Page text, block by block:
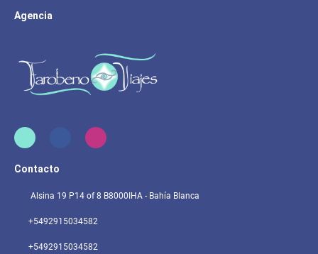
Agencia
Contacto
Alsina 19 P14 of 8 B8000IHA - Bahía Blanca
+5492915034582
+5492915034582